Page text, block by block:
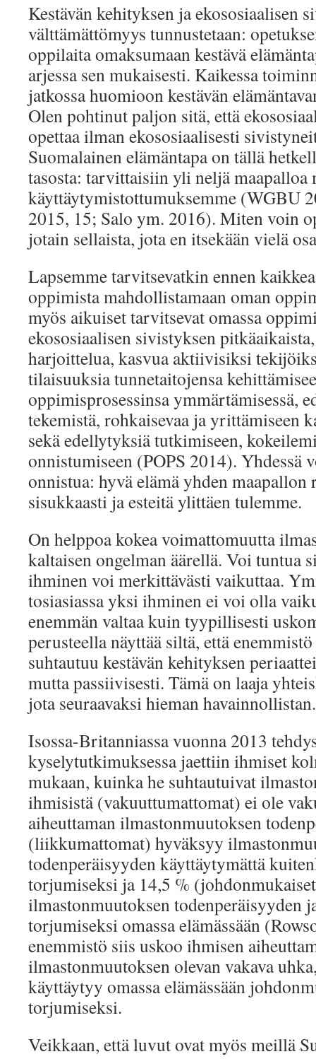
Kestävän kehityksen ja ekososiaalisen
välttämättömyys tunnustetaan:
oppilaita omaksumaan kestävä
arjessa sen mukaisesti. Kaikessa
jatkossa huomioon kestävän
Olen pohtinut paljon sitä, että
opettaa ilman ekososiaalisesti
Suomalainen elämäntapa on tällä
tasosta: tarvittaisiin yli neljä maapalloa
käyttäytymistottumuksemme (WGBU
2015, 15; Salo ym. 2016). Miten voin
jotain sellaista, jota en itsekään vielä
Lapsemme tarvitsevatkin ennen
oppimista mahdollistamaan oman
myös aikuiset tarvitsevat omassa
ekososiaalisen sivistyksen
harjoittelua, kasvua aktiivisiksi
tilaisuuksia tunnetaitojensa
oppimisprosessinsa ymmärtämisessä,
tekemistä, rohkaisevaa ja yrittämiseen
sekä edellytyksiä tutkimiseen,
onnistumiseen (POPS 2014). Yhdessä
onnistua: hyvä elämä yhden maapallon
sisukkaasti ja esteitä ylittäen tulemme.
On helppoa kokea voimattomuutta
kaltaisen ongelman äärellä. Voi tuntua
ihminen voi merkittävästi vaikuttaa.
tosiasiassa yksi ihminen ei voi olla
enemmän valtaa kuin tyypillisesti
perusteella näyttää siltä, että
suhtautuu kestävän kehityksen
mutta passiivisesti. Tämä on laaja
jota seuraavaksi hieman havainnollistan.
Isossa-Britanniassa vuonna 2013
kyselytutkimuksessa jaettiin ihmiset
mukaan, kuinka he suhtautuivat
ihmisistä (vakuuttumattomat) ei ole
aiheuttaman ilmastonmuutoksen
(liikkumattomat) hyväksyy
todenperäisyyden käyttäytymättä
torjumiseksi ja 14,5 %
ilmastonmuutoksen todenperäisyyden
torjumiseksi omassa elämässään
enemmistö siis uskoo ihmisen
ilmastonmuutoksen olevan vakava
käyttäytyy omassa elämässään
torjumiseksi.
Veikkaan, että luvut ovat myös meillä